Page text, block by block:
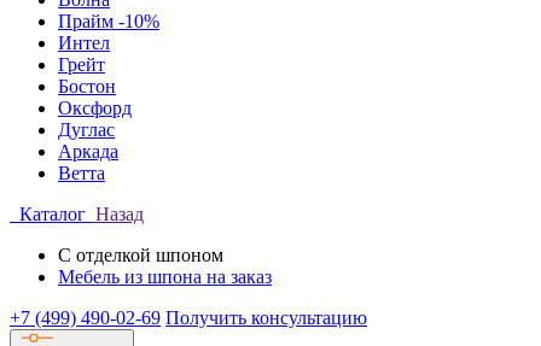
Прайм -10%
Интел
Грейт
Бостон
Оксфорд
Дуглас
Аркада
Ветта
Каталог Назад
С отделкой шпоном
Мебель из шпона на заказ
+7 (499) 490-02-69 Получить консультацию